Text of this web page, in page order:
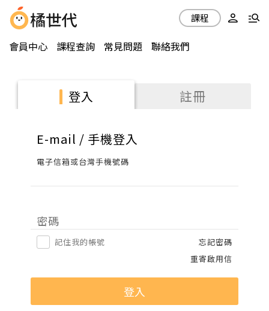
會員中心 課程查詢 常見問題 聯絡我們
課程
登入 註冊
E-mail / 手機登入
電子信箱或台灣手機號碼
密碼
記住我的帳號
忘記密碼
重寄啟用信